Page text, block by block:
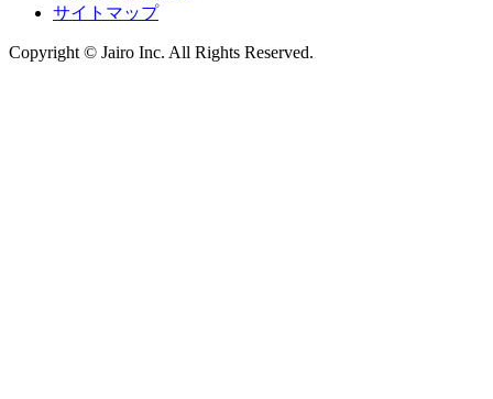
サイトマップ
Copyright © Jairo Inc. All Rights Reserved.